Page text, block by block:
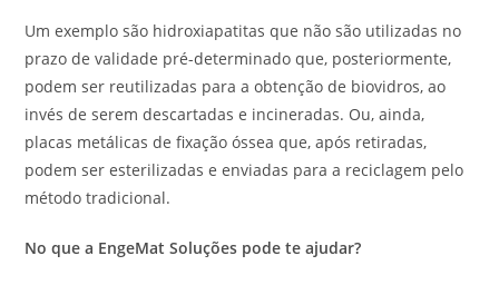
Um exemplo são hidroxiapatitas que não são utilizadas no
prazo de validade pré-determinado que, posteriormente,
podem ser reutilizadas para a obtenção de biovidros, ao
invés de serem descartadas e incineradas. Ou, ainda,
placas metálicas de fixação óssea que, após retiradas,
podem ser esterilizadas e enviadas para a reciclagem pelo
método tradicional.
No que a EngeMat Soluções pode te ajudar?